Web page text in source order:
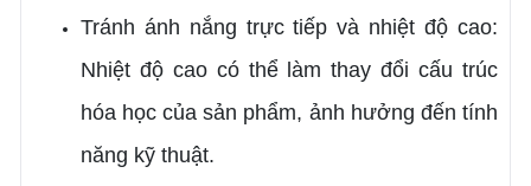
Tránh ánh nắng trực tiếp và nhiệt độ cao:
Nhiệt độ cao có thể làm thay đổi cấu trúc
hóa học của sản phẩm, ảnh hưởng đến tính
năng kỹ thuật.